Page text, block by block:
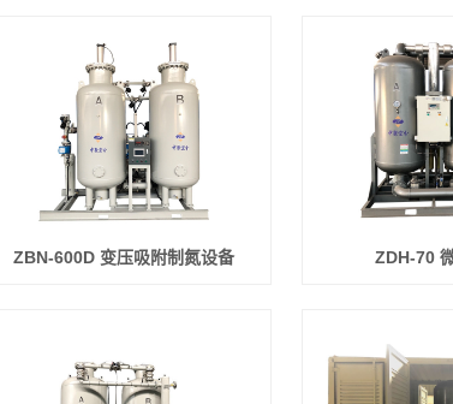
ZBN-600D 变压吸附制氮设备 ZDH-70